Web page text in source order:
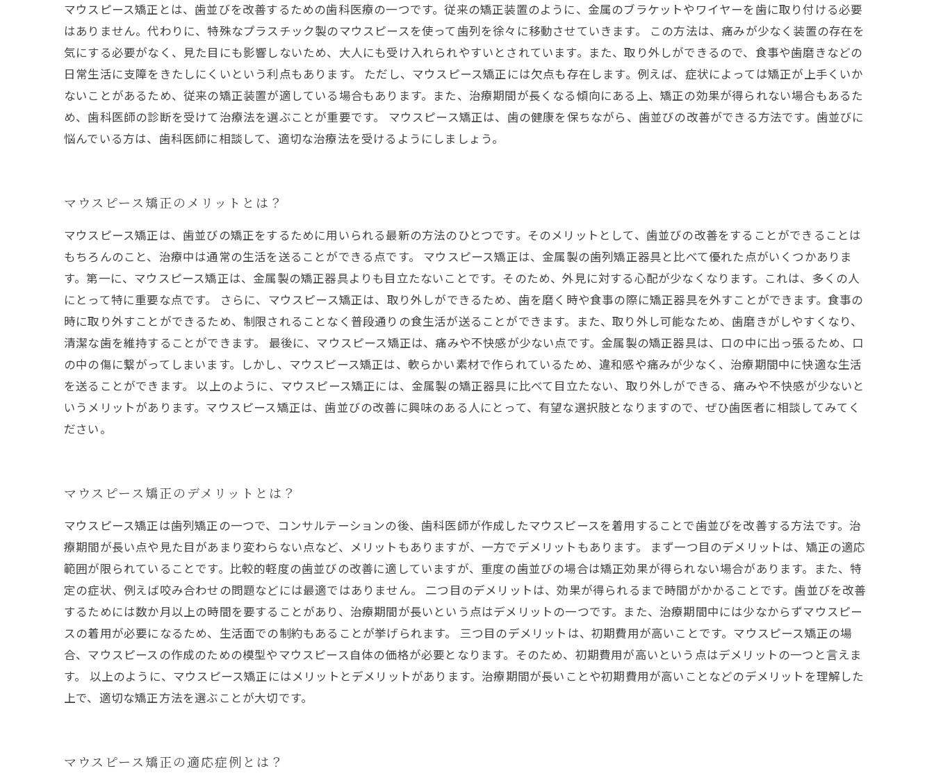
マウスピース矯正とは、歯並びを改善するための歯科医療の一つです。従来の矯正装置のように、金属のブラケットやワイヤーを歯に取り付ける必要
はありません。代わりに、特殊なプラスチック製のマウスピースを使って歯列を徐々に移動させていきます。 この方法は、痛みが少なく装置の存在を
気にする必要がなく、見た目にも影響しないため、大人にも受け入れられやすいとされています。また、取り外しができるので、食事や歯磨きなどの
日常生活に支障をきたしにくいという利点もあります。 ただし、マウスピース矯正には欠点も存在します。例えば、症状によっては矯正が上手くいか
ないことがあるため、従来の矯正装置が適している場合もあります。また、治療期間が長くなる傾向にある上、矯正の効果が得られない場合もあるた
め、歯科医師の診断を受けて治療法を選ぶことが重要です。 マウスピース矯正は、歯の健康を保ちながら、歯並びの改善ができる方法です。歯並びに
悩んでいる方は、歯科医師に相談して、適切な治療法を受けるようにしましょう。
マウスピース矯正のメリットとは？
マウスピース矯正は、歯並びの矯正をするために用いられる最新の方法のひとつです。そのメリットとして、歯並びの改善をすることができることは
もちろんのこと、治療中は通常の生活を送ることができる点です。 マウスピース矯正は、金属製の歯列矯正器具と比べて優れた点がいくつかありま
す。第一に、マウスピース矯正は、金属製の矯正器具よりも目立たないことです。そのため、外見に対する心配が少なくなります。これは、多くの人
にとって特に重要な点です。 さらに、マウスピース矯正は、取り外しができるため、歯を磨く時や食事の際に矯正器具を外すことができます。食事の
時に取り外すことができるため、制限されることなく普段通りの食生活が送ることができます。また、取り外し可能なため、歯磨きがしやすくなり、
清潔な歯を維持することができます。 最後に、マウスピース矯正は、痛みや不快感が少ない点です。金属製の矯正器具は、口の中に出っ張るため、口
の中の傷に繋がってしまいます。しかし、マウスピース矯正は、軟らかい素材で作られているため、違和感や痛みが少なく、治療期間中に快適な生活
を送ることができます。 以上のように、マウスピース矯正には、金属製の矯正器具に比べて目立たない、取り外しができる、痛みや不快感が少ないと
いうメリットがあります。マウスピース矯正は、歯並びの改善に興味のある人にとって、有望な選択肢となりますので、ぜひ歯医者に相談してみてく
ださい。
マウスピース矯正のデメリットとは？
マウスピース矯正は歯列矯正の一つで、コンサルテーションの後、歯科医師が作成したマウスピースを着用することで歯並びを改善する方法です。治
療期間が長い点や見た目があまり変わらない点など、メリットもありますが、一方でデメリットもあります。 まず一つ目のデメリットは、矯正の適応
範囲が限られていることです。比較的軽度の歯並びの改善に適していますが、重度の歯並びの場合は矯正効果が得られない場合があります。また、特
定の症状、例えば咬み合わせの問題などには最適ではありません。 二つ目のデメリットは、効果が得られるまで時間がかかることです。歯並びを改善
するためには数か月以上の時間を要することがあり、治療期間が長いという点はデメリットの一つです。また、治療期間中には少なからずマウスピー
スの着用が必要になるため、生活面での制約もあることが挙げられます。 三つ目のデメリットは、初期費用が高いことです。マウスピース矯正の場
合、マウスピースの作成のための模型やマウスピース自体の価格が必要となります。そのため、初期費用が高いという点はデメリットの一つと言えま
す。 以上のように、マウスピース矯正にはメリットとデメリットがあります。治療期間が長いことや初期費用が高いことなどのデメリットを理解した
上で、適切な矯正方法を選ぶことが大切です。
マウスピース矯正の適応症例とは？